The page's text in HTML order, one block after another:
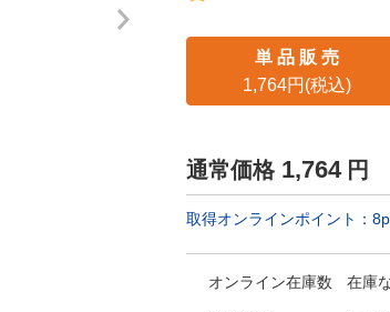
単 品 販 売
1,764円(税込)
通常価格 1,764 円
取得オンラインポイント： 8
オンライン在庫数 在庫